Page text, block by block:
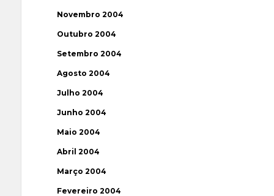
Novembro 2004
Outubro 2004
Setembro 2004
Agosto 2004
Julho 2004
Junho 2004
Maio 2004
Abril 2004
Março 2004
Fevereiro 2004